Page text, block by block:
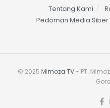
Tentang Kami
Pedoman Media Siber
© 2025 Mimoza TV- PT.